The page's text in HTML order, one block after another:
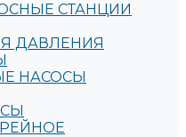
СТАНЦИИ
ДАВЛЕНИЯ
НАСОСЫ